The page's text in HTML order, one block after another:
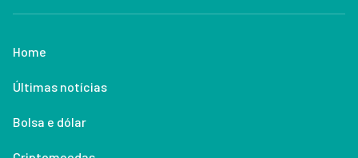
Home
Últimas notícias
Bolsa e dólar